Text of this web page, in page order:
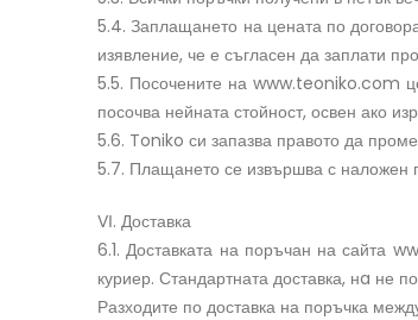
5.4. Заплащането на цената по
изявление, че е съгласен да заплати
5.5. Посочените на www.teoniko.com
посочва нейната стойност, освен ако
5.6. Toniko си запазва правото да
5.7. Плащането се извършва с наложен
VІ. Доставка
6.1. Доставката на поръчан на сайта
куриер. Стандартната доставка, нa не
Разходите по доставка на поръчка